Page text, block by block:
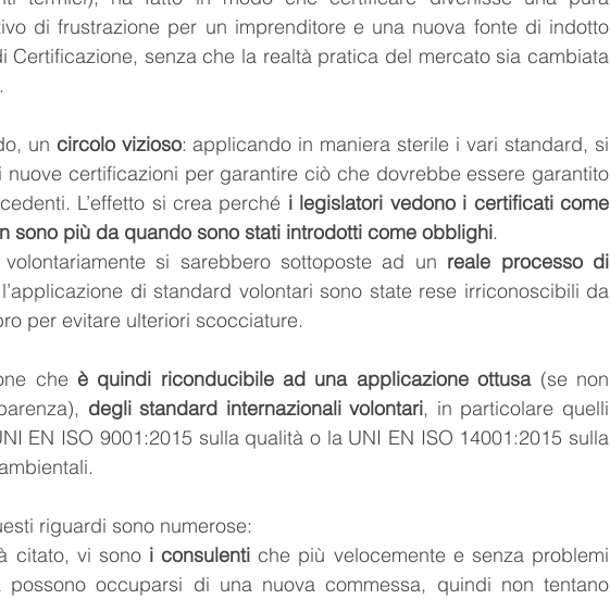
di frustrazione per un imprenditore e una nuova fonte di indotto
Certificazione, senza che la realtà pratica del mercato sia cambiata
un circolo vizioso: applicando in maniera sterile i vari standard, si
nuove certificazioni per garantire ciò che dovrebbe essere garantito
L’effetto si crea perché i legislatori vedono i certificati come
sono più da quando sono stati introdotti come obblighi.
si sarebbero sottoposte ad un reale processo di
di standard volontari sono state rese irriconoscibili da
per evitare ulteriori scocciature.
che è quindi riconducibile ad una applicazione ottusa (se non
degli standard internazionali volontari, in particolare quelli
EN ISO 9001:2015 sulla qualità o la UNI EN ISO 14001:2015 sulla
riguardi sono numerose:
citato, vi sono i consulenti che più velocemente e senza problemi
occuparsi di una nuova commessa, quindi non tentano